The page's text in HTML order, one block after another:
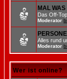
MAL
Das Off-
Moderator
Alles rund
Moderator
Wer ist online?